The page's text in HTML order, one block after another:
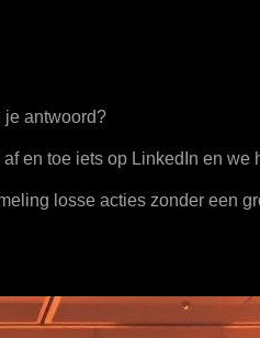
je antwoord?
en toe iets op LinkedIn en we
losse acties zonder een